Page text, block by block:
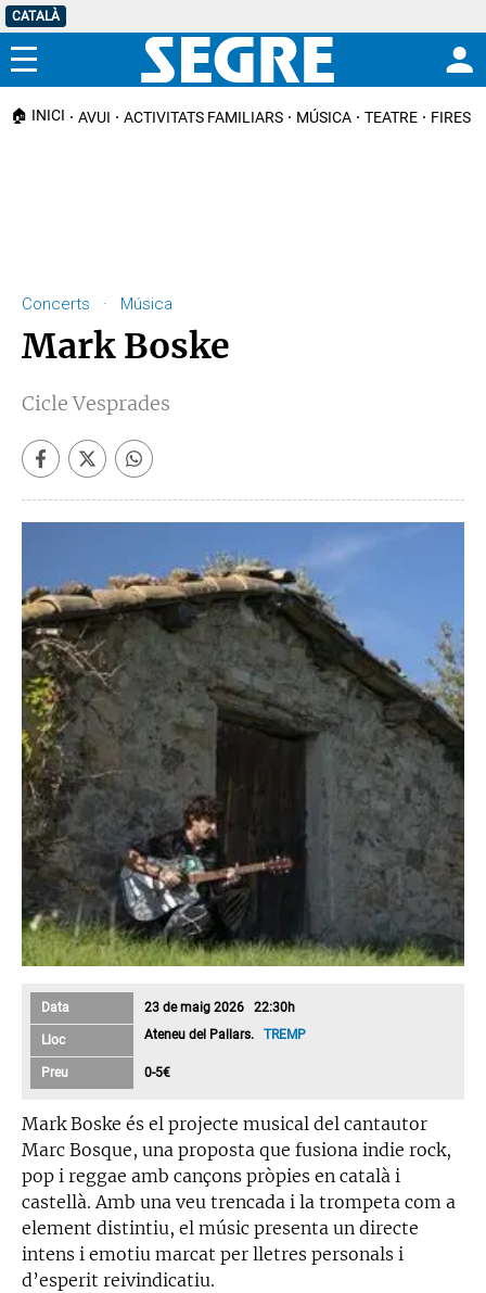
CATALÀ
Menú
🏠 INICI AVUI ACTIVITATS FAMILIARS MÚSICA TEATRE FIRES I
Concerts · Música
Mark Boske
Cicle Vesprades
Data 23 de maig 2026 22:30h
Lloc Ateneu del Pallars.TREMP
Preu 0-5€
Mark Boske és el projecte musical del cantautor
Marc Bosque, una proposta que fusiona indie rock,
pop i reggae amb cançons pròpies en català i
castellà. Amb una veu trencada i la trompeta com a
element distintiu, el músic presenta un directe
intens i emotiu marcat per lletres personals i
d’esperit reivindicatiu.